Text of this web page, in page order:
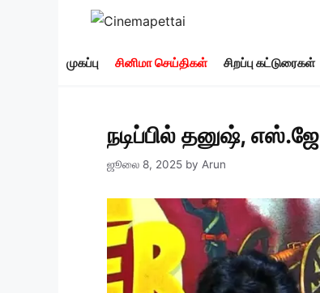
முகப்பு சினிமா செய்திகள் சிறப்பு கட்டுரைகள்
நடிப்பில் தனுஷ்,
ஜூலை 8, 2025 by Arun